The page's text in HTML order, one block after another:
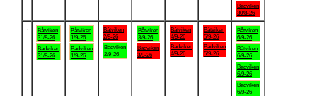
Badviken
30/8-26
Båtviken
31/8-26
Badviken
31/8-26
Båtviken
1/9-26
Badviken
1/9-26
Båtviken
2/9-26
Badviken
2/9-26
Båtviken
3/9-26
Badviken
3/9-26
Båtviken
4/9-26
Badviken
4/9-26
Båtviken
5/9-26
Badviken
5/9-26
Båtviken
6/9-26
Båtviken
6/9-26
Badviken
6/9-26
Badviken
6/9-26